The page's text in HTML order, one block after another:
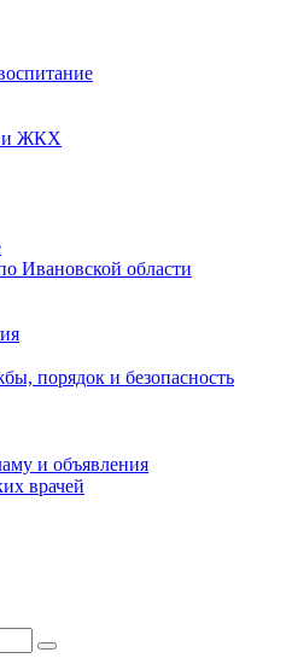
и ЖКХ
Ивановской области
порядок и безопасность
и объявления
врачей
Поиск